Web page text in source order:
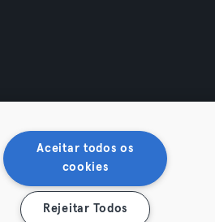
Mentions légales
Aceitar todos os
cookies
Rejeitar Todos